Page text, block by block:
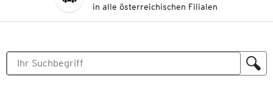
in alle österreichischen Filialen